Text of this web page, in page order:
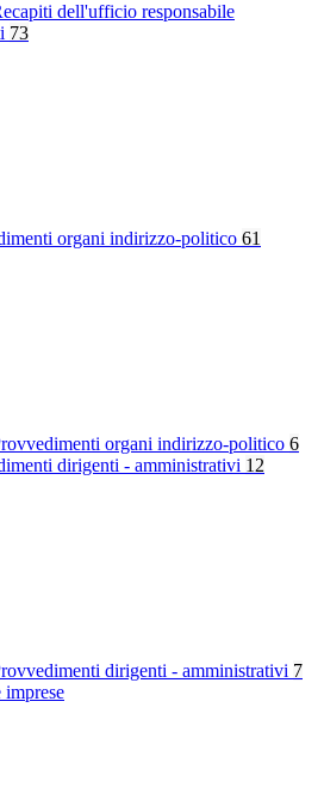
dell'ufficio responsabile
73
organi indirizzo-politico 61
organi indirizzo-politico 6
dirigenti - amministrativi 12
dirigenti - amministrativi 7